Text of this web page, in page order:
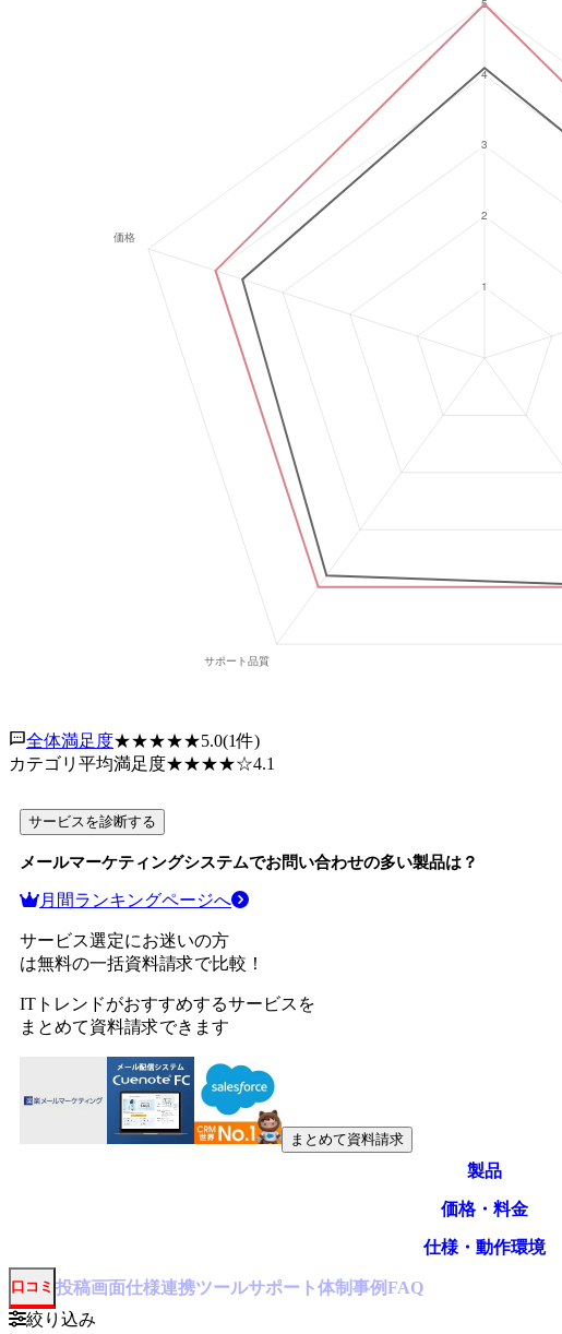
全体満足度★★★★★5.0(1件)
カテゴリ平均満足度★★★★☆4.1
サービスを診断する
メールマーケティングシステムでお問い合わせの多い製品は？
月間ランキングページへ
サービス選定にお迷いの方
は無料の一括資料請求で比較！
ITトレンドがおすすめするサービスを
まとめて資料請求できます
まとめて資料請求
製品
価格・料金
仕様・動作環境
口コミ 投稿画面仕様連携ツールサポート体制 事例FAQ
絞り込み